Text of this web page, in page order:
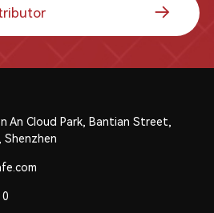
An Cloud Park, Bantian Street,